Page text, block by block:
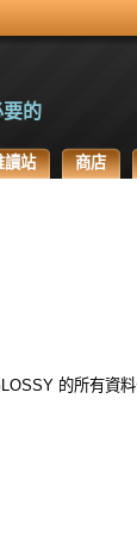
的
讀站 商店
的所有資